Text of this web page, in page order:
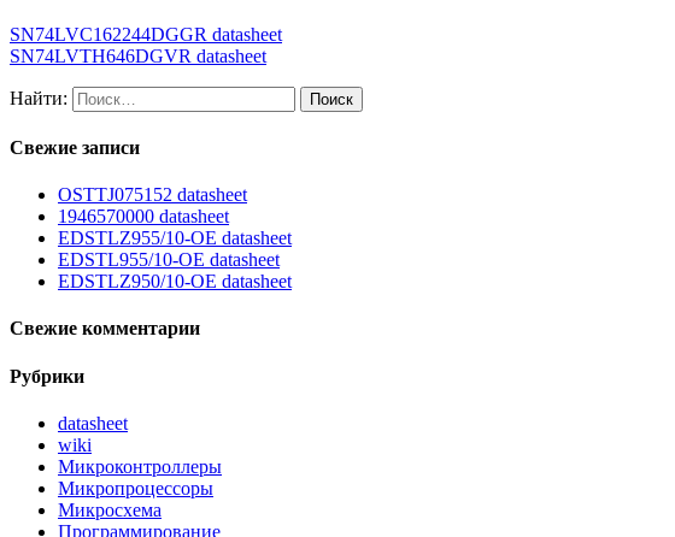
SN74LVC162244DGGR datasheet
SN74LVTH646DGVR datasheet
Найти:
Свежие записи
OSTTJ075152 datasheet
1946570000 datasheet
EDSTLZ955/10-OE datasheet
EDSTL955/10-OE datasheet
EDSTLZ950/10-OE datasheet
Свежие комментарии
Рубрики
datasheet
wiki
Микроконтроллеры
Микропроцессоры
Микросхема
Программирование